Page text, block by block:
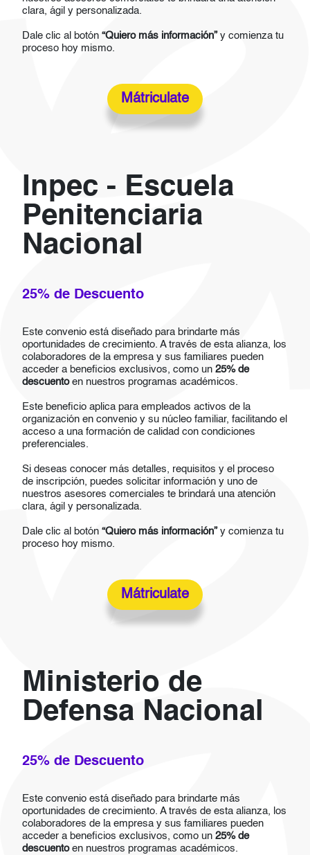
clara, ágil y personalizada.
Dale clic al botón“Quiero más información”y comienza tu
proceso hoy mismo.
Mátriculate
Inpec - Escuela
Penitenciaria
Nacional
25% de Descuento
Este convenio está diseñado para brindarte más
oportunidades de crecimiento. A través de esta alianza, los
colaboradores de la empresa y sus familiares pueden
acceder a beneficios exclusivos, como un25% de
descuentoen nuestros programas académicos.
Este beneficio aplica para empleados activos de la
organización en convenio y su núcleo familiar, facilitando el
acceso a una formación de calidad con condiciones
preferenciales.
Si deseas conocer más detalles, requisitos y el proceso
de inscripción, puedes solicitar información y uno de
nuestros asesores comerciales te brindará una atención
clara, ágil y personalizada.
Dale clic al botón“Quiero más información”y comienza tu
proceso hoy mismo.
Mátriculate
Ministerio de
Defensa Nacional
25% de Descuento
Este convenio está diseñado para brindarte más
oportunidades de crecimiento. A través de esta alianza, los
colaboradores de la empresa y sus familiares pueden
acceder a beneficios exclusivos, como un25% de
descuentoen nuestros programas académicos.